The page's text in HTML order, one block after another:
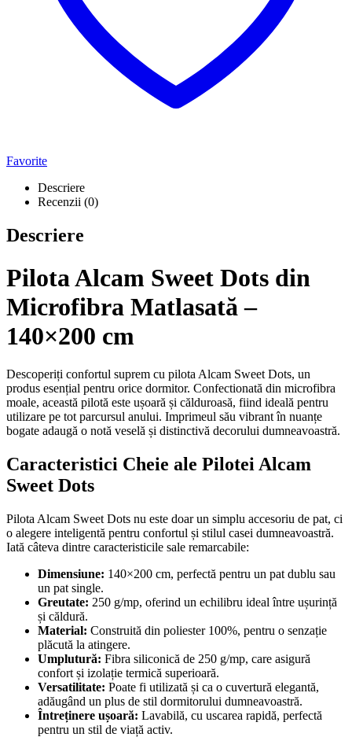
Favorite
Descriere
Recenzii (0)
Descriere
Pilota Alcam Sweet Dots din
Microfibra Matlasată –
140×200 cm
Descoperiți confortul suprem cu pilota Alcam Sweet Dots, un
produs esențial pentru orice dormitor. Confectionată din microfibra
moale, această pilotă este ușoară și călduroasă, fiind ideală pentru
utilizare pe tot parcursul anului. Imprimeul său vibrant în nuanțe
bogate adaugă o notă veselă și distinctivă decorului dumneavoastră.
Caracteristici Cheie ale Pilotei Alcam
Sweet Dots
Pilota Alcam Sweet Dots nu este doar un simplu accesoriu de pat, ci
o alegere inteligentă pentru confortul și stilul casei dumneavoastră.
Iată câteva dintre caracteristicile sale remarcabile:
Dimensiune: 140×200 cm, perfectă pentru un pat dublu sau
un pat single.
Greutate: 250 g/mp, oferind un echilibru ideal între ușurință
și căldură.
Material: Construită din poliester 100%, pentru o senzație
plăcută la atingere.
Umplutură: Fibra siliconică de 250 g/mp, care asigură
confort și izolație termică superioară.
Versatilitate: Poate fi utilizată și ca o cuvertură elegantă,
adăugând un plus de stil dormitorului dumneavoastră.
Întreținere ușoară: Lavabilă, cu uscarea rapidă, perfectă
pentru un stil de viață activ.